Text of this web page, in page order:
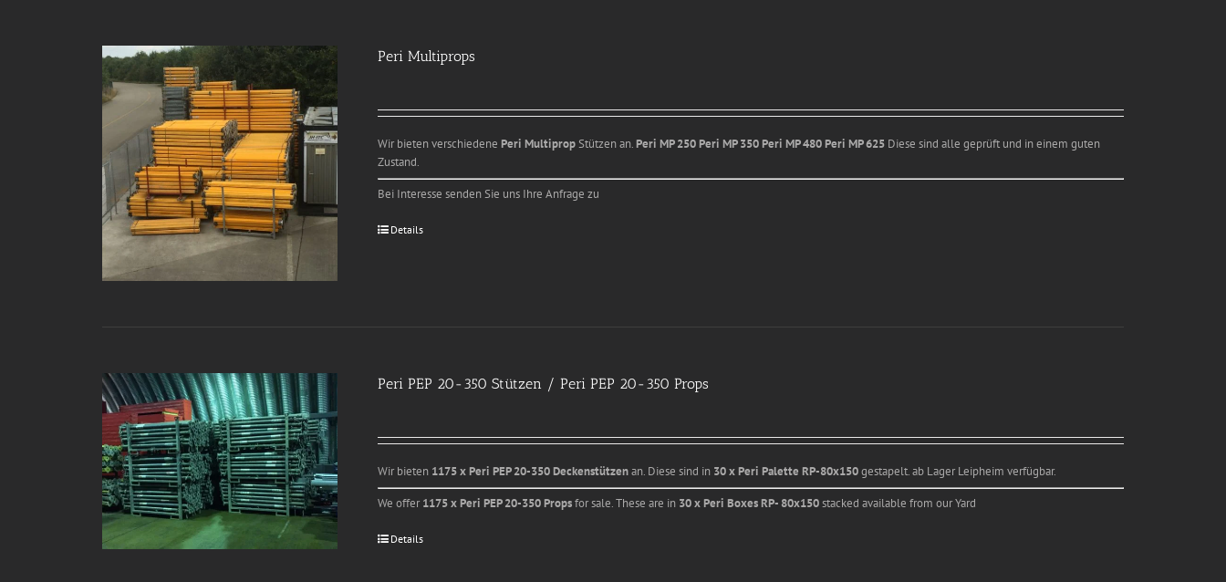
Peri Multiprops
Wir bieten verschiedenePeri MultipropStützen an.Peri MP 250Peri MP 350Peri MP 480Peri MP 625 Diese sind alle geprüft und in einem guten
Zustand.
Bei Interesse senden Sie uns Ihre Anfrage zu
Details
Peri PEP 20-350 Stützen / Peri PEP 20-350 Props
Wir bieten 1175 x Peri PEP 20-350 Deckenstützenan. Diese sind in 30 x Peri Palette RP-80x150gestapelt. ab Lager Leipheim verfügbar.
We offer 1175 x Peri PEP 20-350 Propsfor sale. These are in 30 x Peri Boxes RP- 80x150stacked available from our Yard
Details